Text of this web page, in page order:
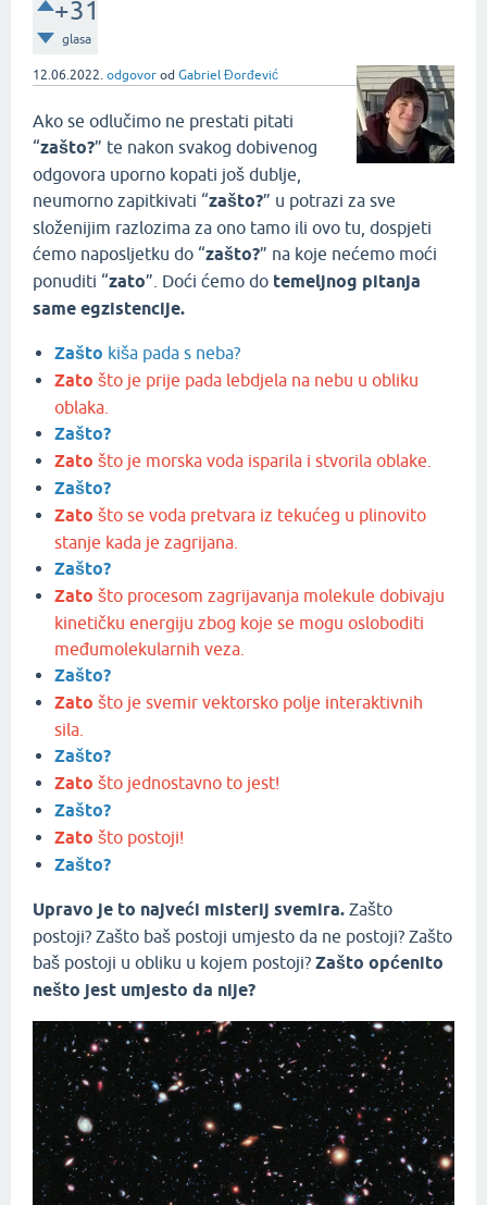
+31
glasa
12.06.2022. odgovor od Gabriel Đorđević
Ako se odlučimo ne prestati pitati
“zašto?” te nakon svakog dobivenog
odgovora uporno kopati još dublje,
neumorno zapitkivati “zašto?” u potrazi za sve
složenijim razlozima za ono tamo ili ovo tu, dospjeti
ćemo naposljetku do “zašto?” na koje nećemo moći
ponuditi “zato”. Doći ćemo do temeljnog pitanja
same egzistencije.
Zašto kiša pada s neba?
Zato što je prije pada lebdjela na nebu u obliku
oblaka.
Zašto?
Zato što je morska voda isparila i stvorila oblake.
Zašto?
Zato što se voda pretvara iz tekućeg u plinovito
stanje kada je zagrijana.
Zašto?
Zato što procesom zagrijavanja molekule dobivaju
kinetičku energiju zbog koje se mogu osloboditi
međumolekularnih veza.
Zašto?
Zato što je svemir vektorsko polje interaktivnih
sila.
Zašto?
Zato što jednostavno to jest!
Zašto?
Zato što postoji!
Zašto?
Upravo je to najveći misterij svemira. Zašto
postoji? Zašto baš postoji umjesto da ne postoji? Zašto
baš postoji u obliku u kojem postoji? Zašto općenito
nešto jest umjesto da nije?